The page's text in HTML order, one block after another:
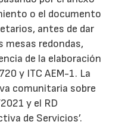
o el documento
antes de dar
mesas redondas,
de la elaboración
y ITC AEM-1. La
comunitaria sobre
y el RD
de Servicios’.